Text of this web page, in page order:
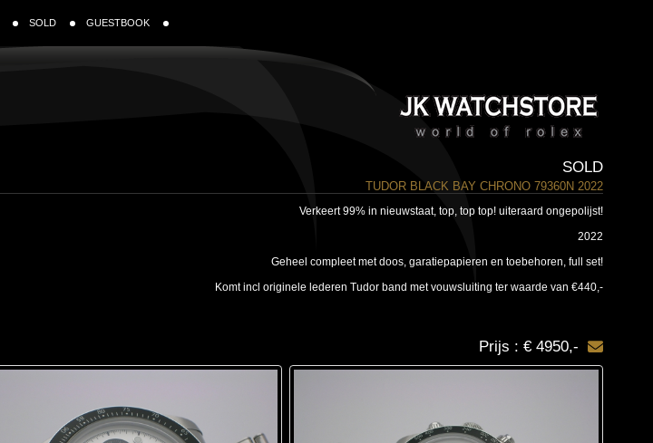
SOLD GUESTBOOK
SOLD
TUDOR BLACK BAY CHRONO 79360N 2022
Verkeert 99% in nieuwstaat, top, top top! uiteraard ongepolijst!
2022
Geheel compleet met doos, garatiepapieren en toebehoren, full set!
Komt incl originele lederen Tudor band met vouwsluiting ter waarde van €440,-
Prijs : € 4950,-